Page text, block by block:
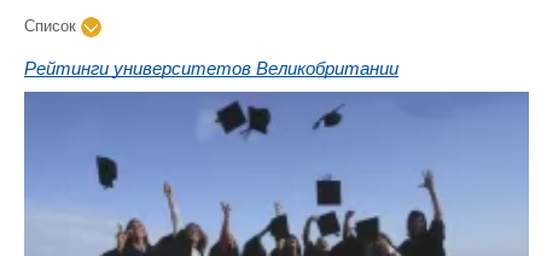
Список
Рейтинги университетов Великобритании